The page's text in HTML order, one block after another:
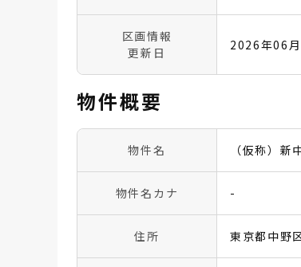
区画情報
更新日
2026年06
物件概要
物件名 （仮称）新
物件名カナ -
住所 東京都中野